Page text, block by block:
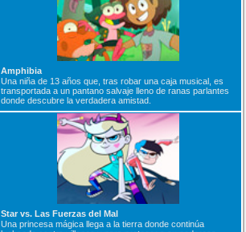
Amphibia
Una niña de 13 años que, tras robar una caja musical, es
transportada a un pantano salvaje lleno de ranas parlantes
donde descubre la verdadera amistad.
Star vs. Las Fuerzas del Mal
Una princesa mágica llega a la tierra donde continúa